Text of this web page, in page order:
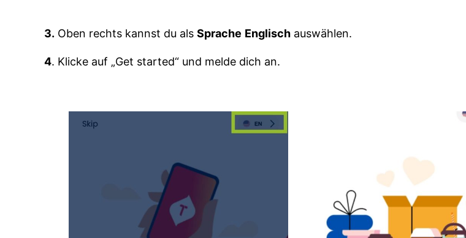
3. Oben rechts kannst du als Sprache Englisch auswählen.
4. Klicke auf „Get started“ und melde dich an.